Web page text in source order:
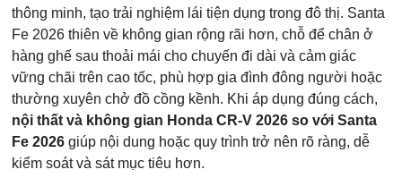
thông minh, tạo trải nghiệm lái tiện dụng trong đô thị. Santa
Fe 2026 thiên về không gian rộng rãi hơn, chỗ để chân ở
hàng ghế sau thoải mái cho chuyến đi dài và cảm giác
vững chãi trên cao tốc, phù hợp gia đình đông người hoặc
thường xuyên chở đồ cồng kềnh. Khi áp dụng đúng cách,
nội thất và không gian Honda CR-V 2026 so với Santa
Fe 2026 giúp nội dung hoặc quy trình trở nên rõ ràng, dễ
kiểm soát và sát mục tiêu hơn.